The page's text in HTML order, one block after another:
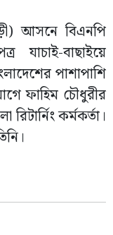
আসনে বিএনপি
যাচাই-বাছাইয়ে
পাশাপাশি
ফাহিম চৌধুরীর
কর্মকর্তা।